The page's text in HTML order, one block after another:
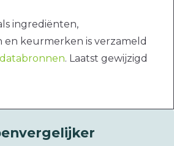
ingrediënten,
en keurmerken is verzameld
. Laatst gewijzigd